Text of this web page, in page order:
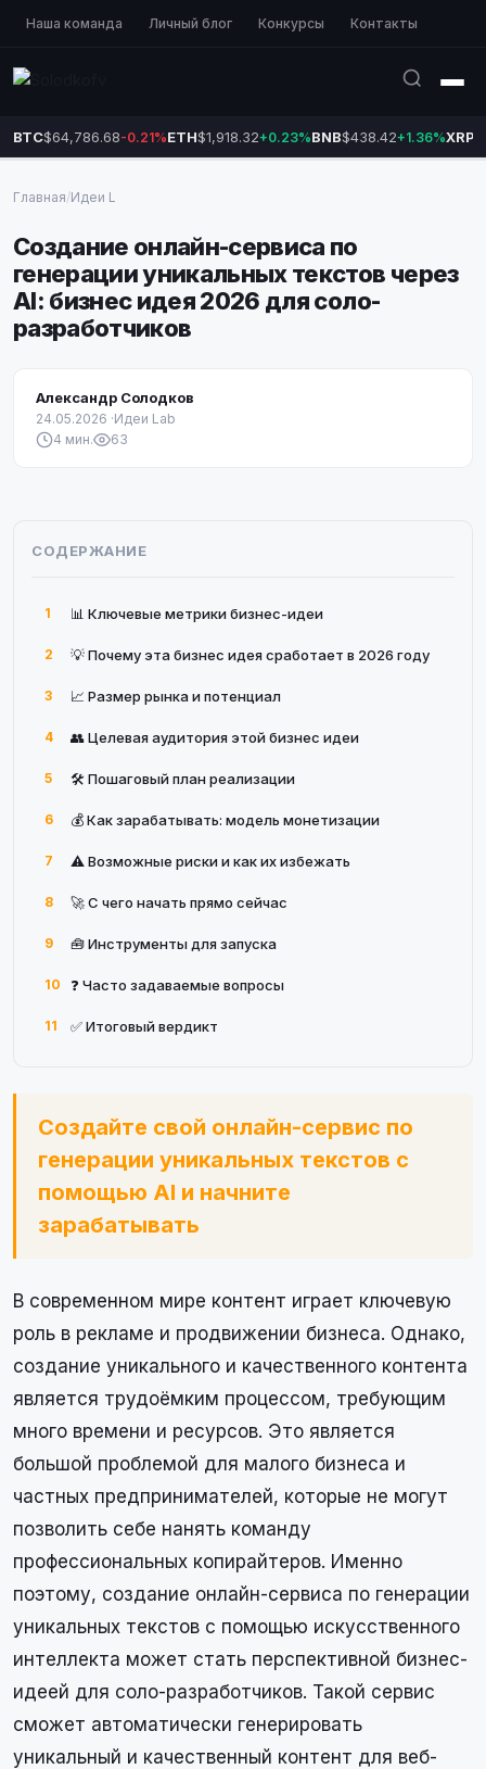
Наша команда Личный блог Конкурсы Контакты
BTC$64,786.68-0.21%ETH$1,918.32+0.23%BNB$438.42+1.36%XRP
Главная/Идеи L
Создание онлайн-сервиса по
генерации уникальных текстов через
AI: бизнес идея 2026 для соло-
разработчиков
Александр Солодков
24.05.2026 ·Идеи Lab
4 мин.
63
СОДЕРЖАНИЕ
1 📊 Ключевые метрики бизнес-идеи
2 💡 Почему эта бизнес идея сработает в 2026 году
3 📈 Размер рынка и потенциал
4 👥 Целевая аудитория этой бизнес идеи
5 🛠 Пошаговый план реализации
6 💰 Как зарабатывать: модель монетизации
7 ⚠️ Возможные риски и как их избежать
8 🚀 С чего начать прямо сейчас
9 🧰 Инструменты для запуска
10 ❓ Часто задаваемые вопросы
11 ✅ Итоговый вердикт
Создайте свой онлайн-сервис по
генерации уникальных текстов с
помощью AI и начните
зарабатывать
В современном мире контент играет ключевую
роль в рекламе и продвижении бизнеса. Однако,
создание уникального и качественного контента
является трудоёмким процессом, требующим
много времени и ресурсов. Это является
большой проблемой для малого бизнеса и
частных предпринимателей, которые не могут
позволить себе нанять команду
профессиональных копирайтеров. Именно
поэтому, создание онлайн-сервиса по генерации
уникальных текстов с помощью искусственного
интеллекта может стать перспективной бизнес-
идеей для соло-разработчиков. Такой сервис
сможет автоматически генерировать
уникальный и качественный контент для веб-